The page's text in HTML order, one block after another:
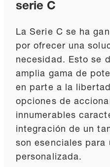
serie C
La Serie C se ha
por ofrecer una
necesidad. Esto se
amplia gama de
en parte a la
opciones de
innumerables
integración de un
son esenciales para
personalizada.